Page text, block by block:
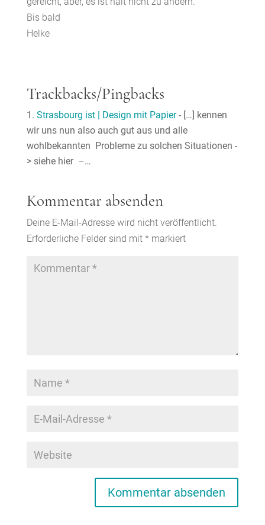
Bis bald
Helke
Trackbacks/Pingbacks
Strasbourg ist | Design mit Papier- […] kennen
wir uns nun also auch gut aus und alle
wohlbekannten Probleme zu solchen Situationen -
> siehe hier –…
Kommentar absenden
Deine E-Mail-Adresse wird nicht veröffentlicht.
Erforderliche Felder sind mit *markiert